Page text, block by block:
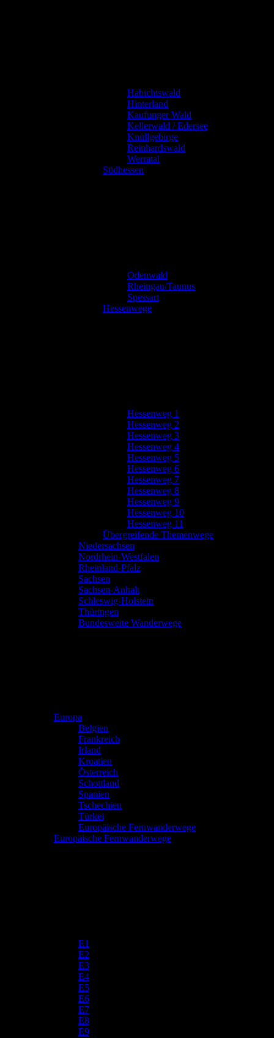
Habichtswald
Hinterland
Kaufunger Wald
Kellerwald / Edersee
Knüllgebirge
Reinhardswald
Werratal
Südhessen
Odenwald
Rheingau/Taunus
Spessart
Hessenwege
Hessenweg 1
Hessenweg 2
Hessenweg 3
Hessenweg 4
Hessenweg 5
Hessenweg 6
Hessenweg 7
Hessenweg 8
Hessenweg 9
Hessenweg 10
Hessenweg 11
Übergreifende Themenwege
Niedersachsen
Nordrhein-Westfalen
Rheinland-Pfalz
Sachsen
Sachsen-Anhalt
Schleswig-Holstein
Thüringen
Bundesweite Wanderwege
Europa
Belgien
Frankreich
Irland
Kroatien
Österreich
Schottland
Spanien
Tschechien
Türkei
Europäische Fernwanderwege
Europäische Fernwanderwege
E1
E2
E3
E4
E5
E6
E7
E8
E9